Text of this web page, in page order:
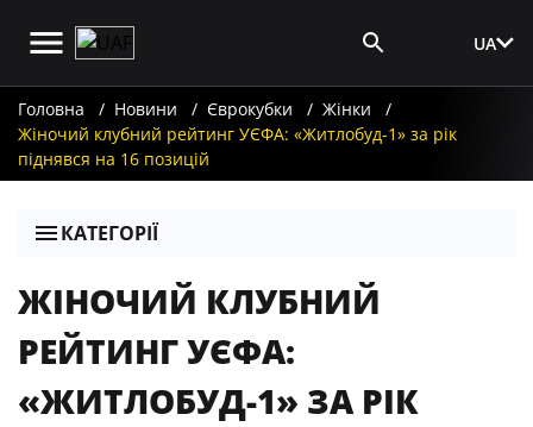
UA
Головна Новини Єврокубки
Жінки
Жіночий клубний рейтинг УЄФА: «Житлобуд-1» за рік
піднявся на 16 позицій
КАТЕГОРІЇ
ЖІНОЧИЙ КЛУБНИЙ
РЕЙТИНГ УЄФА:
«ЖИТЛОБУД-1» ЗА РІК